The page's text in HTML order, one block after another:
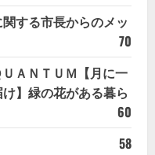
する市長からのメッ
70
ＡＮＴＵＭ【月に一
】緑の花がある暮ら
60
58